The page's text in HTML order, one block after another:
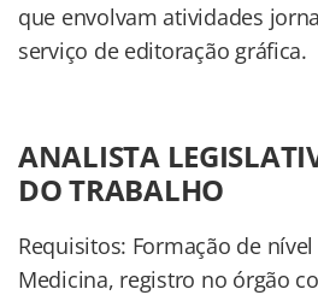
que envolvam atividades
serviço de editoração gráfica.
ANALISTA
DO TRABALHO
Requisitos: Formação de
Medicina, registro no órgão